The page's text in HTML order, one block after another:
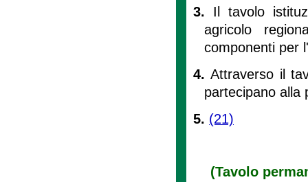
3. Il tavolo
agricolo
componenti per
4.Attraverso il
partecipano alla
5. (21)
(Tavolo